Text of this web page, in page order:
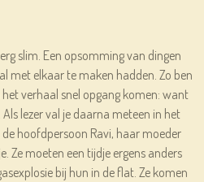
slim. Een opsomming van dingen
met elkaar te maken hadden. Zo ben
verhaal snel opgang komen: want
lezer val je daarna meteen in het
hoofdpersoon Ravi, haar moeder
Ze moeten een tijdje ergens anders
bij hun in de flat. Ze komen